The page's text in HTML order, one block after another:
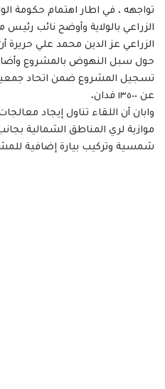
تواجهه ، في اطار اهتمام حكومة
الزراعي بالولاية وأوضح نائب
الزراعي عز الدين محمد علي حريرة
حول سبل النهوض بالمشروع وأضاف
تسجيل المشروع ضمن اتحاد
عن ١٣٥٠٠ فدان،
وابان أن اللقاء تناول إيجاد
موازية لري المناطق الشمالية
شمسية وتركيب بيارة إضافية